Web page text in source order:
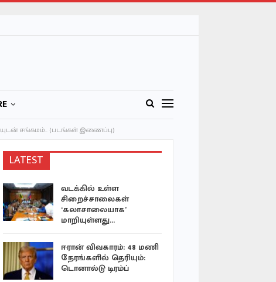
சங்கமம்.. (படங்கள் இணைப்பு)
LATEST
வடக்கில் உள்ள
சிறைச்சாலைகள்
‘கலாசாலையாக’
மாறியுள்ளது…
ஈரான் விவகாரம்: 48 மணி
நேரங்களில் தெரியும்:
டொனால்டு டிரம்ப்